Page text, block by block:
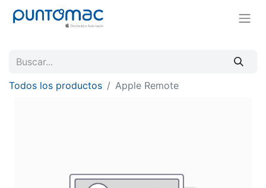
Todos los productos Apple Remote